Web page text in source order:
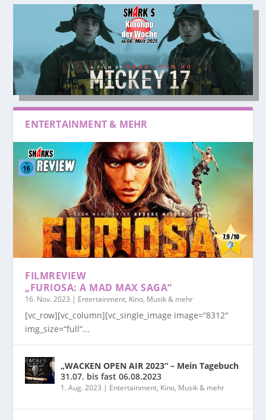
ENTERTAINMENT & MEHR
FILMREVIEW
„FURIOSA: A MAD MAX SAGA“
16. Nov. 2023 | Entertainment, Kino, Musik & mehr
[vc_row][vc_column][vc_single_image image=“8312″
img_size=“full“...
„WACKEN OPEN AIR 2023“ – Mein Tagebuch
31.07. bis fast 06.08.2023
1. Aug. 2023 | Entertainment, Kino, Musik & mehr